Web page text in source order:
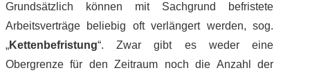
Grundsätzlich können mit Sachgrund befristete
Arbeitsverträge beliebig oft verlängert werden, sog.
„Kettenbefristung“. Zwar gibt es weder eine
Obergrenze für den Zeitraum noch die Anzahl der